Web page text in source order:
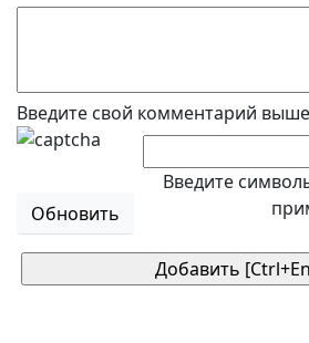
Введите свой комментарий
Обновить
Введите